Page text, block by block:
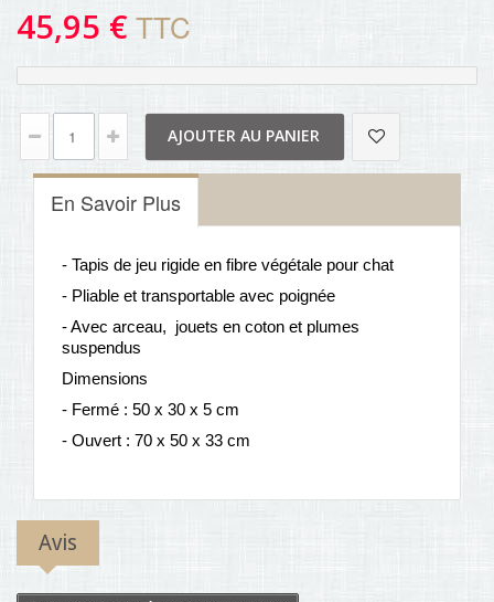
45,95 € TTC
AJOUTER AU PANIER
En Savoir Plus
- Tapis de jeu rigide en fibre végétale pour chat
- Pliable et transportable avec poignée
- Avec arceau, jouets en coton et plumes
suspendus
Dimensions
- Fermé : 50 x 30 x 5 cm
- Ouvert : 70 x 50 x 33 cm
Avis